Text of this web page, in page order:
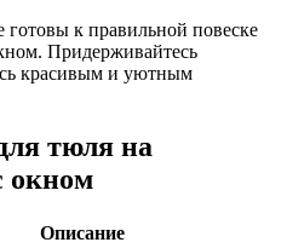
к правильной повеске
Придерживайтесь
красивым и уютным
тюля на
окном
Описание